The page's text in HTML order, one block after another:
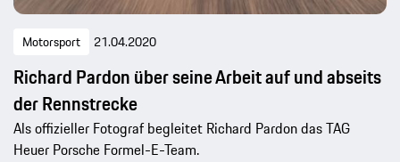
Motorsport 21.04.2020
Richard Pardon über seine Arbeit auf und abseits
der Rennstrecke
Als offizieller Fotograf begleitet Richard Pardon das TAG
Heuer Porsche Formel-E-Team.